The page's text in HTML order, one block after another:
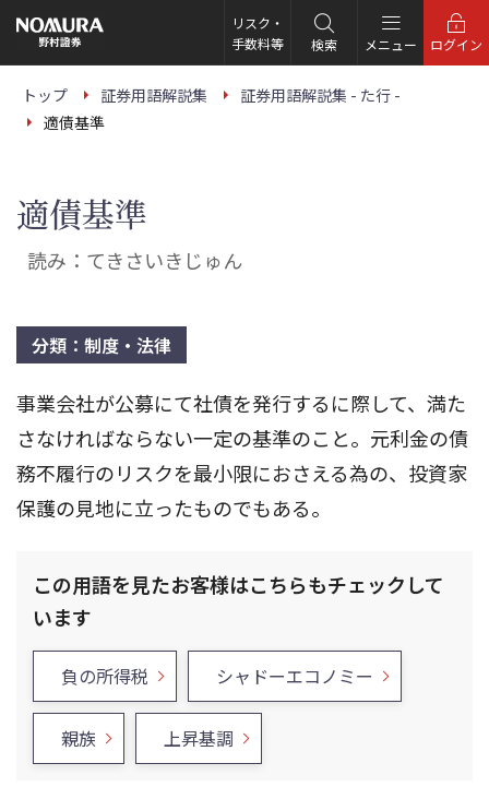
の
ー
リスク・
手数料等
検索 メニュー ログイン
トップ 証券用語解説集
証券用語解説集 - た行 -
適債基準
適債基準
読み：てきさいきじゅん
分類：制度・法律
事業会社が公募にて社債を発行するに際して、満た
さなければならない一定の基準のこと。元利金の債
務不履行のリスクを最小限におさえる為の、投資家
保護の見地に立ったものでもある。
この用語を見たお客様はこちらもチェックして
います
負の所得税 シャドーエコノミー
親族 上昇基調